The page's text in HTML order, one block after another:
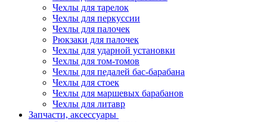
Чехлы для тарелок
Чехлы для перкуссии
Чехлы для палочек
Рюкзаки для палочек
Чехлы для ударной установки
Чехлы для том-томов
Чехлы для педалей бас-барабана
Чехлы для стоек
Чехлы для маршевых барабанов
Чехлы для литавр
Запчасти, аксессуары